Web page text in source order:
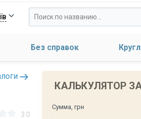
Без справок
3.0
КАЛЬКУЛЯТОР
Сумма, грн